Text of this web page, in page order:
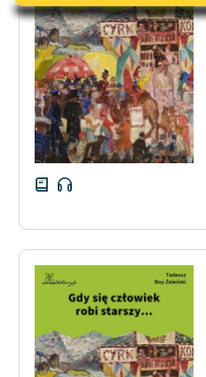
Lektury szkolne i klasyka
literatury do słuchania dla
uczennic i uczniów z
niepełnosprawnościami
E-kolekcja lektur
szkolnych i literatury do
słuchania dla uczennic i
uczniów z
niepełnosprawnościami
Feministyczne inspiracje.
Popularyzacja
skandynawskiej literatury
feministycznej
Ręce pełne poezji
Kolekcje edukacyjne